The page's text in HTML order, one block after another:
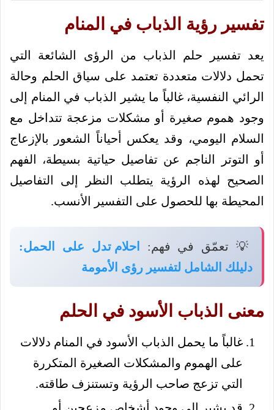
تفسير رؤية الذباب في المنام
يعد تفسير حلم الذباب من الرؤى الشائعة التي
تحمل دلالات متعددة تعتمد على سياق الحلم وحالة
الرائي النفسية، غالباً ما يشير الذباب في المنام إلى
وجود هموم صغيرة أو مشكلات مزعجة تتداخل مع
السلام اليومي، وقد يعكس أحياناً الشعور بالإزعاج
أو التوتر الناجم عن تفاصيل حياتية بسيطة، الفهم
الصحيح لهذه الرؤية يتطلب النظر إلى التفاصيل
المحيطة بها للحصول على التفسير الأنسب.
💡 تعمّق في فهم:
احلام تدل على الحمل:
دليلك الشامل لتفسير رؤى الأمومة
معنى الذباب الأسود في الحلم
غالباً ما يحمل الذباب الأسود في المنام دلالات
على الهموم والمشكلات الصغيرة المتكررة
التي تزعج صاحب الرؤية وتستنزف طاقته.